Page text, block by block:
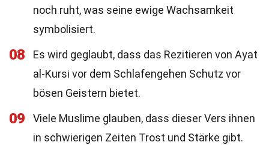
noch ruht, was seine ewige Wachsamkeit
symbolisiert.
08
Es wird geglaubt, dass das Rezitieren von Ayat
al-Kursi vor dem Schlafengehen Schutz vor
bösen Geistern bietet.
09
Viele Muslime glauben, dass dieser Vers ihnen
in schwierigen Zeiten Trost und Stärke gibt.